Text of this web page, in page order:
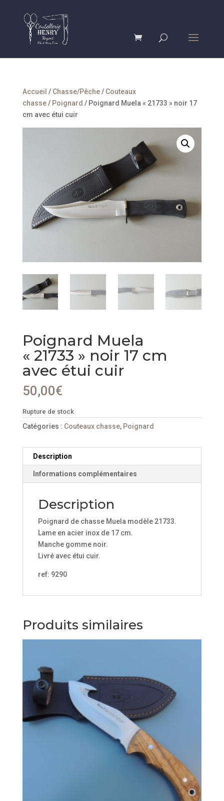
Accueil / Chasse/Pêche/ Couteaux
chasse/ Poignard / Poignard Muela « 21733 » noir 17
cm avec étui cuir
Poignard Muela
« 21733 » noir 17 cm
avec étui cuir
50,00€
Rupture de stock
Catégories : Couteaux chasse, Poignard
Description
Informations complémentaires
Description
Poignard de chasse Muela modèle 21733.
Lame en acier inox de 17 cm.
Manche gomme noir.
Livré avec étui cuir.
ref: 9290
Produits similaires